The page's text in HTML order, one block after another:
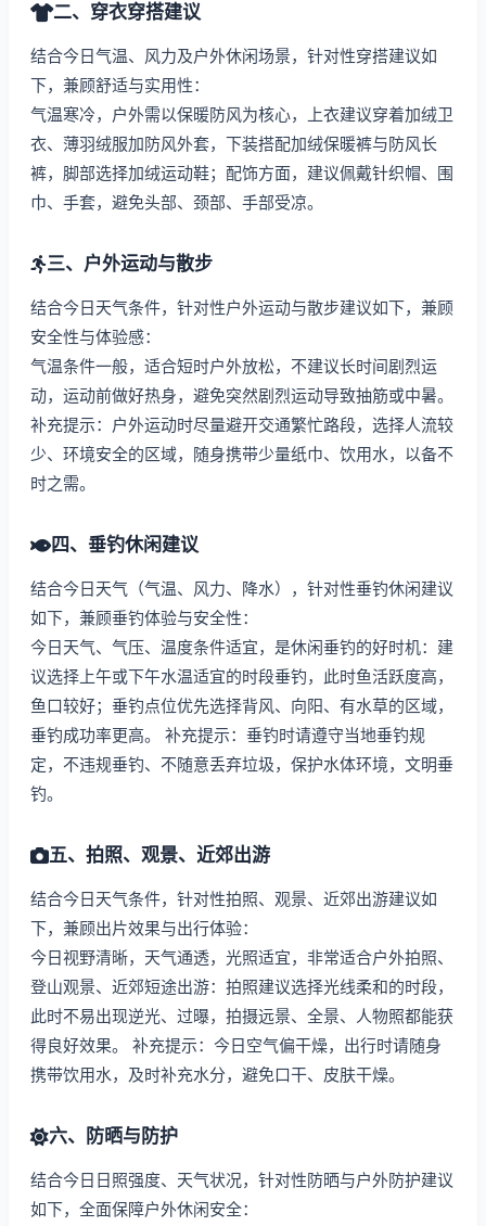
二、穿衣穿搭建议
结合今日气温、风力及户外休闲场景，针对性穿搭建议如
下，兼顾舒适与实用性：
气温寒冷，户外需以保暖防风为核心，上衣建议穿着加绒卫
衣、薄羽绒服加防风外套，下装搭配加绒保暖裤与防风长
裤，脚部选择加绒运动鞋；配饰方面，建议佩戴针织帽、围
巾、手套，避免头部、颈部、手部受凉。
三、户外运动与散步
结合今日天气条件，针对性户外运动与散步建议如下，兼顾
安全性与体验感：
气温条件一般，适合短时户外放松，不建议长时间剧烈运
动，运动前做好热身，避免突然剧烈运动导致抽筋或中暑。
补充提示：户外运动时尽量避开交通繁忙路段，选择人流较
少、环境安全的区域，随身携带少量纸巾、饮用水，以备不
时之需。
四、垂钓休闲建议
结合今日天气（气温、风力、降水），针对性垂钓休闲建议
如下，兼顾垂钓体验与安全性：
今日天气、气压、温度条件适宜，是休闲垂钓的好时机：建
议选择上午或下午水温适宜的时段垂钓，此时鱼活跃度高，
鱼口较好；垂钓点位优先选择背风、向阳、有水草的区域，
垂钓成功率更高。 补充提示：垂钓时请遵守当地垂钓规
定，不违规垂钓、不随意丢弃垃圾，保护水体环境，文明垂
钓。
五、拍照、观景、近郊出游
结合今日天气条件，针对性拍照、观景、近郊出游建议如
下，兼顾出片效果与出行体验：
今日视野清晰，天气通透，光照适宜，非常适合户外拍照、
登山观景、近郊短途出游：拍照建议选择光线柔和的时段，
此时不易出现逆光、过曝，拍摄远景、全景、人物照都能获
得良好效果。 补充提示：今日空气偏干燥，出行时请随身
携带饮用水，及时补充水分，避免口干、皮肤干燥。
六、防晒与防护
结合今日日照强度、天气状况，针对性防晒与户外防护建议
如下，全面保障户外休闲安全：